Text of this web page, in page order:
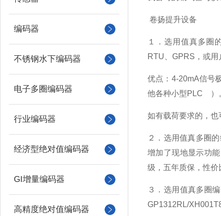
编码器
不锈钢水下编码器
电子多圈编码器
行业编码器
经济型绝对值编码器
GI增量编码器
高精度绝对值编码器
卷扬提升设备
１．选用值真多圈
RTU、GPRS，或
优点：4-20mA信号
他各种小型PLC ）
如有载荷要求的，
２．选用值真多圈
增加了现地显示功
级，五年质保，性价
３．选用值真多圈
GP1312RL/